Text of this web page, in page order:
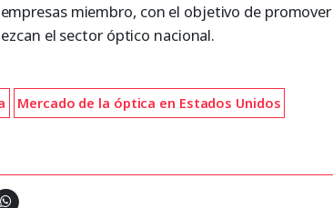
miembro, con el objetivo de promover
el sector óptico nacional.
Mercado de la óptica en Estados Unidos